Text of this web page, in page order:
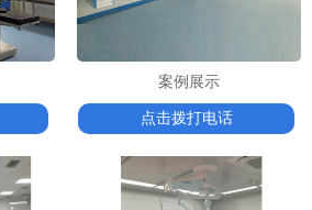
案例展示
点击拨打电话